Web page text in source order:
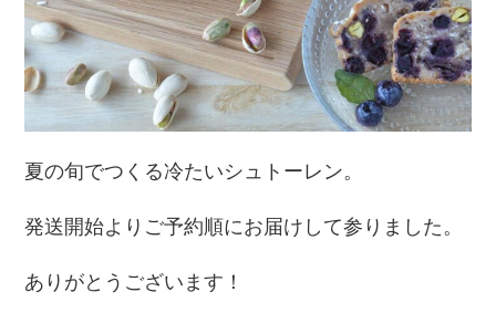
夏の旬でつくる冷たいシュトーレン。
発送開始よりご予約順にお届けして参りました。
ありがとうございます！